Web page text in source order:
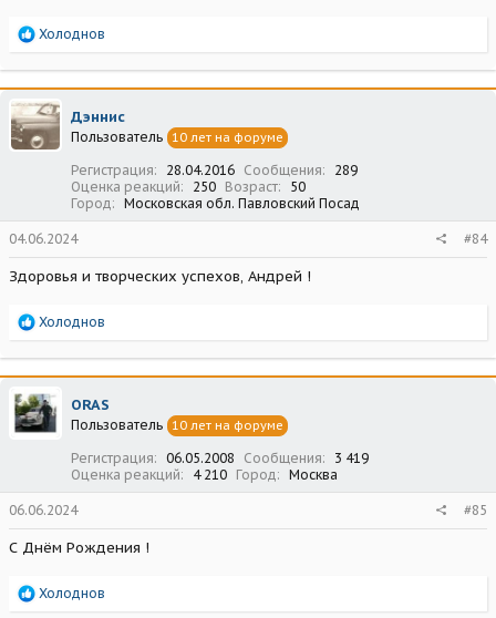
Р
а
к
ц
и
и
Холоднов
Дэннис
Пользователь 10 лет на форуме
Регистрация 28.04.2016 Сообщения
289
Оценка реакций
250 Возраст
50
Город
Московская обл. Павловский Посад
04.06.2024 #84
Здоровья и творческих успехов, Андрей !
Р
а
к
ц
и
и
Холоднов
ORAS
Пользователь 10 лет на форуме
Регистрация 06.05.2008 Сообщения
3 419
Оценка реакций
4 210 Город Москва
06.06.2024 #85
С Днём Рождения !
Р
Холоднов